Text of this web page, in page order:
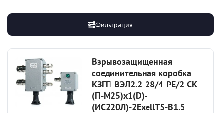
Фильтрация
Взрывозащищенная
соединительная коробка
КЗГП-ВЭЛ2.2-28/4-РЕ/2-СК-
(П-М25)х1(D)-
(ИС220Л)-2ExellT5-В1.5